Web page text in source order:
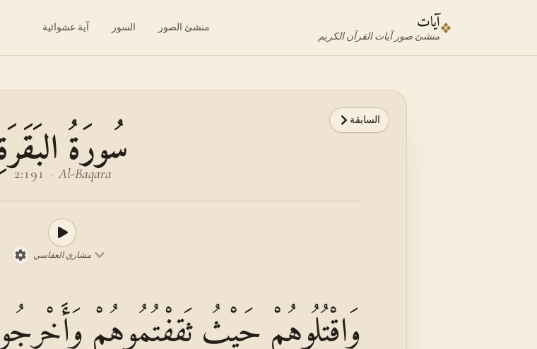
❖آيات
منشئ صور آيات القرآن الكريم
منشئ الصور السور آية عشوائية
السابقة
سُورَةُ
Al-Baqara
·
2:191
مشاري العفاسي
وَاقْتُلُوهُمْ حَيْثُ ثَقِفْتُمُوهُمْ